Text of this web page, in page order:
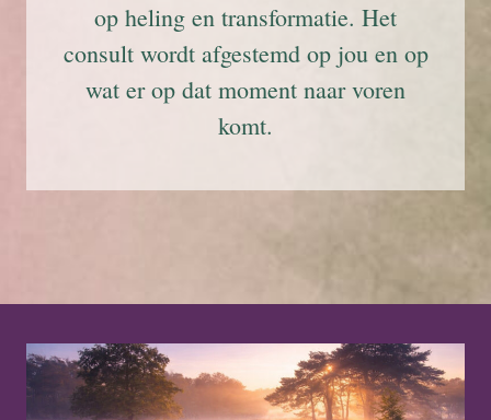
op heling en transformatie. Het
consult wordt afgestemd op jou en op
wat er op dat moment naar voren
komt.